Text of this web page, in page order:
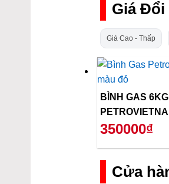
Giá Đổi
Giá Cao - Thấp
BÌNH GAS
350000₫
Cửa